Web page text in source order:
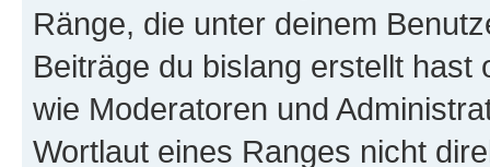
Ränge, die unter deinem
Beiträge du bislang erstellt
wie Moderatoren und
Wortlaut eines Ranges nicht